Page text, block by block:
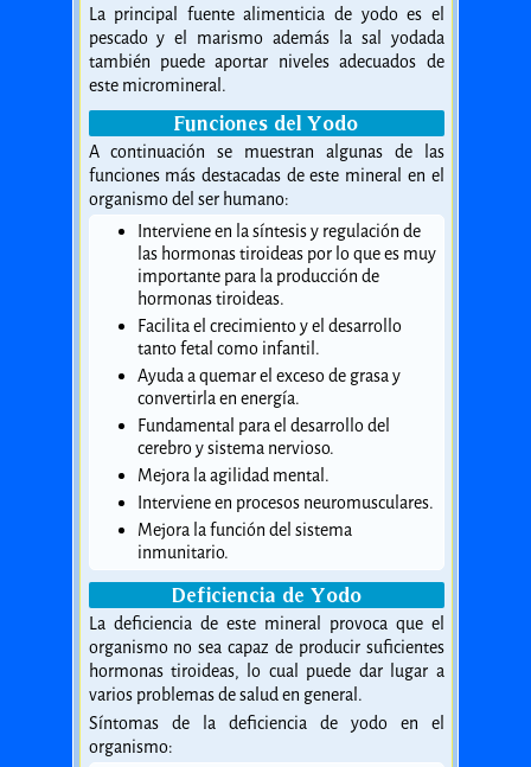
La principal fuente alimenticia de yodo es el
pescado y el marismo además la sal yodada
también puede aportar niveles adecuados de
este micromineral.
Funciones del Yodo
A continuación se muestran algunas de las
funciones más destacadas de este mineral en el
organismo del ser humano:
Interviene en la síntesis y regulación de
las hormonas tiroideas por lo que es muy
importante para la producción de
hormonas tiroideas.
Facilita el crecimiento y el desarrollo
tanto fetal como infantil.
Ayuda a quemar el exceso de grasa y
convertirla en energía.
Fundamental para el desarrollo del
cerebro y sistema nervioso.
Mejora la agilidad mental.
Interviene en procesos neuromusculares.
Mejora la función del sistema
inmunitario.
Deficiencia de Yodo
La deficiencia de este mineral provoca que el
organismo no sea capaz de producir suficientes
hormonas tiroideas, lo cual puede dar lugar a
varios problemas de salud en general.
Síntomas de la deficiencia de yodo en el
organismo: